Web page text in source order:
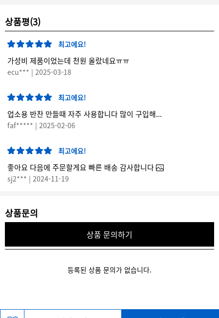
상품평(3)
최고에요!
가성비 제품이었는데 천원 올랐네요ㅠㅠ
ecu*** | 2025-03-18
최고에요!
업소용 반찬 만들때 자주 사용합니다 많이 구입해...
faf***** | 2025-02-06
최고에요!
좋아요 다음에 주문할게요 빠른 배송 감사합니다
sj2*** | 2024-11-19
상품문의
상품 문의하기
등록된 상품 문의가 없습니다.